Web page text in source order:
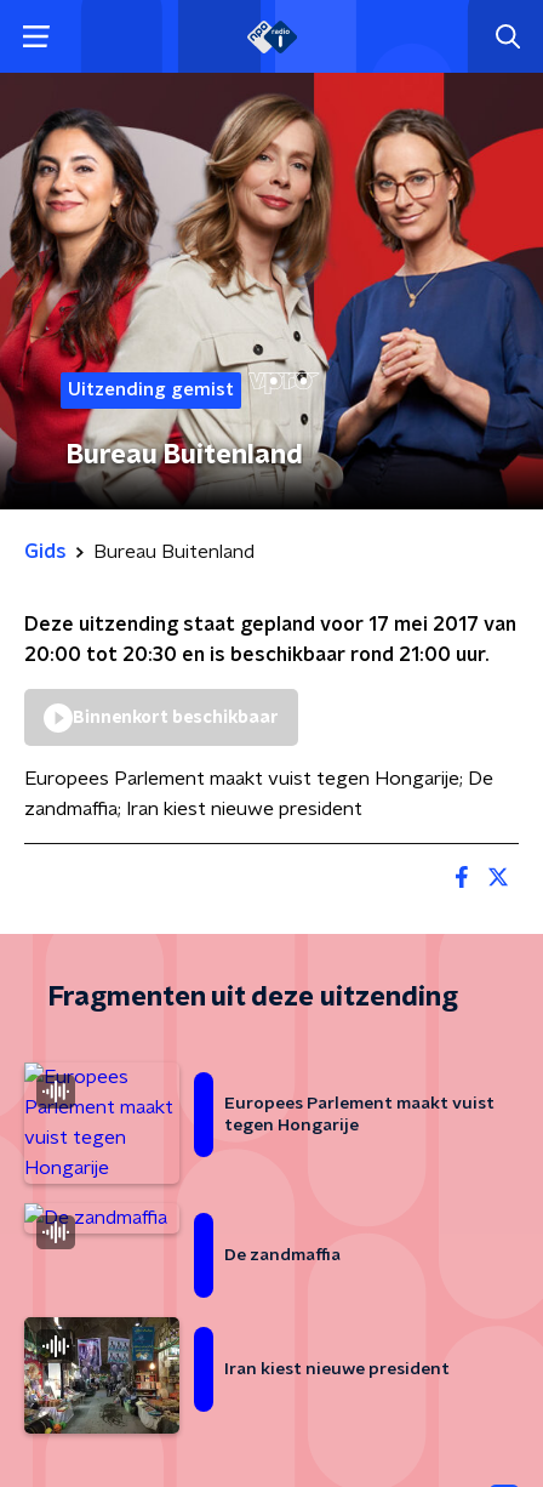
Uitzending gemist
Bureau Buitenland
Gids Bureau Buitenland
Deze uitzending staat gepland voor 17 mei 2017 van
20:00 tot 20:30 en is beschikbaar rond 21:00 uur.
Binnenkort beschikbaar
Europees Parlement maakt vuist tegen Hongarije; De
zandmaffia; Iran kiest nieuwe president
Fragmenten uit deze uitzending
Europees Parlement maakt vuist
tegen Hongarije
De zandmaffia
Iran kiest nieuwe president